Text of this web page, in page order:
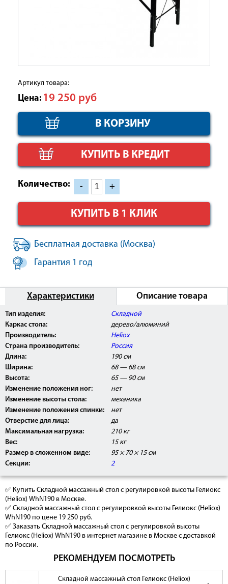
Артикул товара:
Цена: 19 250 руб
КУПИТЬ В КРЕДИТ
Количество: - +
КУПИТЬ В 1 КЛИК
Бесплатная доставка (Москва)
Гарантия 1 год
Характеристики Описание товара
Тип изделия:
Складной
Каркас стола:
дерево/алюминий
Производитель:
Heliox
Страна производитель:
Россия
Длина:
190 см
Ширина:
68 — 68 см
Высота:
65 — 90 см
Изменение положения ног:
нет
Изменение высоты стола:
механика
Изменение положения спинки:
нет
Отверстие для лица:
да
Максимальная нагрузка:
210 кг
Вес:
15 кг
Размер в сложенном виде:
95 × 70 × 15 см
Секции:
2
✅ Купить Складной массажный стол с регулировкой высоты Гелиокс
(Heliox) WhN190 в Москве.
✅ Складной массажный стол с регулировкой высоты Гелиокс (Heliox)
WhN190 по цене 19 250 руб.
✅ Заказать Складной массажный стол с регулировкой высоты
Гелиокс (Heliox) WhN190 в интернет магазине в Москве с доставкой
по России.
РЕКОМЕНДУЕМ ПОСМОТРЕТЬ
Складной массажный стол Гелиокс (Heliox)